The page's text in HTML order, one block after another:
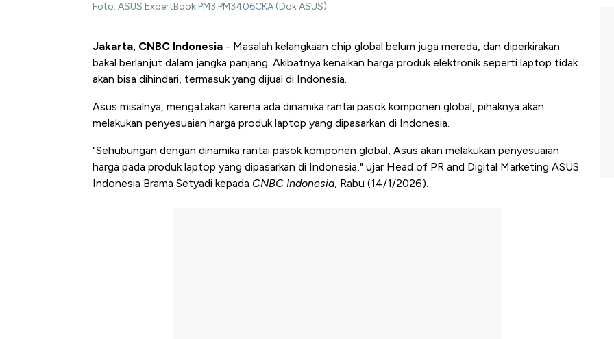
Foto: ASUS ExpertBook PM3 PM3406CKA (Dok ASUS)
Jakarta, CNBC Indonesia - Masalah kelangkaan chip global belum juga mereda, dan diperkirakan
bakal berlanjut dalam jangka panjang. Akibatnya kenaikan harga produk elektronik seperti laptop tidak
akan bisa dihindari, termasuk yang dijual di Indonesia.
Asus misalnya, mengatakan karena ada dinamika rantai pasok komponen global, pihaknya akan
melakukan penyesuaian harga produk laptop yang dipasarkan di Indonesia.
"Sehubungan dengan dinamika rantai pasok komponen global, Asus akan melakukan penyesuaian
harga pada produk laptop yang dipasarkan di Indonesia," ujar Head of PR and Digital Marketing ASUS
Indonesia Brama Setyadi kepada CNBC Indonesia, Rabu (14/1/2026).